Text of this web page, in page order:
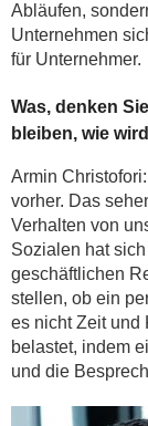
Abläufen,
Unternehmen
für Unternehmer.
Was, denken
bleiben, wie
Armin
vorher. Das
Verhalten von
Sozialen hat
geschäftlichen
stellen, ob ein
es nicht Zeit und
belastet, indem
und die